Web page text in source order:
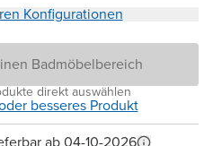
Konfigurationen
Badmöbelbereich
direkt auswählen
besseres Produkt
ab 04-10-2026